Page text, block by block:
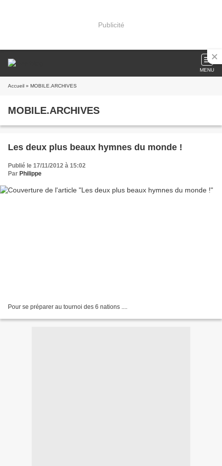
Publicité
MENU
Accueil » MOBILE.ARCHIVES
MOBILE.ARCHIVES
Les deux plus beaux hymnes du monde !
Publié le 17/11/2012 à 15:02
Par Philippe
Pour se préparer au tournoi des 6 nations ....